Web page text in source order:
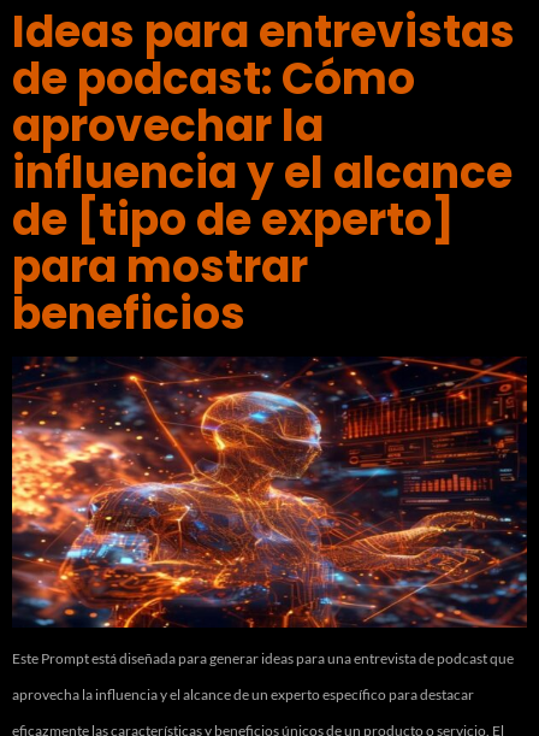
Ideas para entrevistas
de podcast: Cómo
aprovechar la
influencia y el alcance
de [tipo de experto]
para mostrar
beneficios
Este Prompt está diseñada para generar ideas para una entrevista de podcast que
aprovecha la influencia y el alcance de un experto específico para destacar
eficazmente las características y beneficios únicos de un producto o servicio. El